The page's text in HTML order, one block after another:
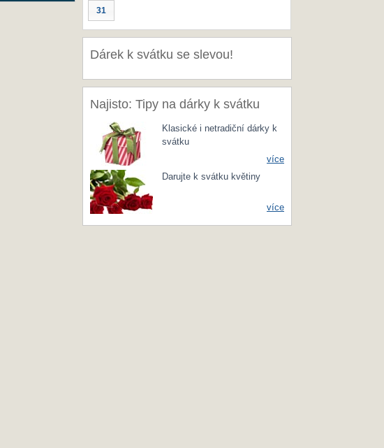
31
Dárek k svátku se slevou!
Najisto: Tipy na dárky k svátku
Klasické i netradiční dárky k
svátku
více
Darujte k svátku květiny
více